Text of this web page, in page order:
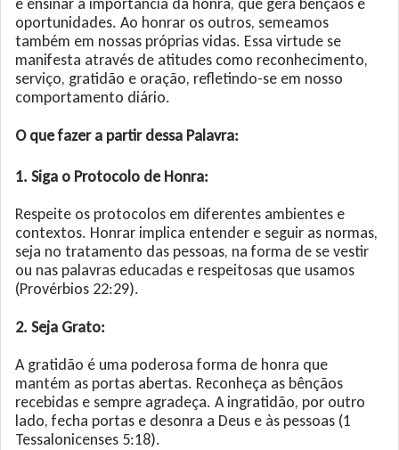
oportunidades. Ao honrar os outros, semeamos
também em nossas próprias vidas. Essa virtude se
manifesta através de atitudes como reconhecimento,
serviço, gratidão e oração, refletindo-se em nosso
comportamento diário.
O que fazer a partir dessa Palavra:
1. Siga o Protocolo de Honra:
Respeite os protocolos em diferentes ambientes e
contextos. Honrar implica entender e seguir as normas,
seja no tratamento das pessoas, na forma de se vestir
ou nas palavras educadas e respeitosas que usamos
(Provérbios 22:29).
2. Seja Grato:
A gratidão é uma poderosa forma de honra que
mantém as portas abertas. Reconheça as bênçãos
recebidas e sempre agradeça. A ingratidão, por outro
lado, fecha portas e desonra a Deus e às pessoas (1
Tessalonicenses 5:18).